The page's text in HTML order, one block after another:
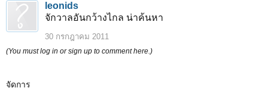
leonids
จักวาลอันกว้างไกล น่าค้นหา
30 กรกฎาคม 2011
(You must log in or sign up to comment here.)
จัดการ